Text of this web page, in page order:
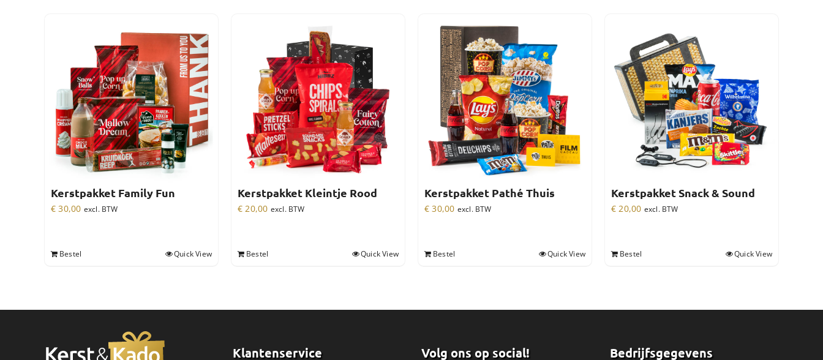
Kerstpakket Family Fun
€ 30,00 excl. BTW
Bestel Quick View
Kerstpakket Kleintje Rood
€ 20,00 excl. BTW
Bestel Quick View
Kerstpakket Pathé Thuis
€ 30,00 excl. BTW
Bestel Quick View
Kerstpakket Snack & Sound
€ 20,00 excl. BTW
Bestel Quick View
Klantenservice Volg ons op social! Bedrijfsgegevens